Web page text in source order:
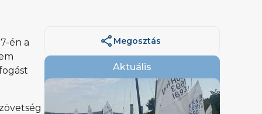
én a
share Megosztás
Aktuális